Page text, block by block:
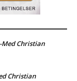
Med Christian
Christian